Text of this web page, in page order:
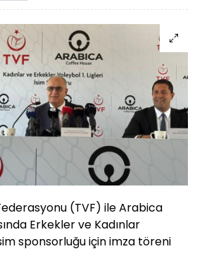
(TVF) ile Arabica
Erkekler ve Kadınlar
sponsorluğu için imza töreni